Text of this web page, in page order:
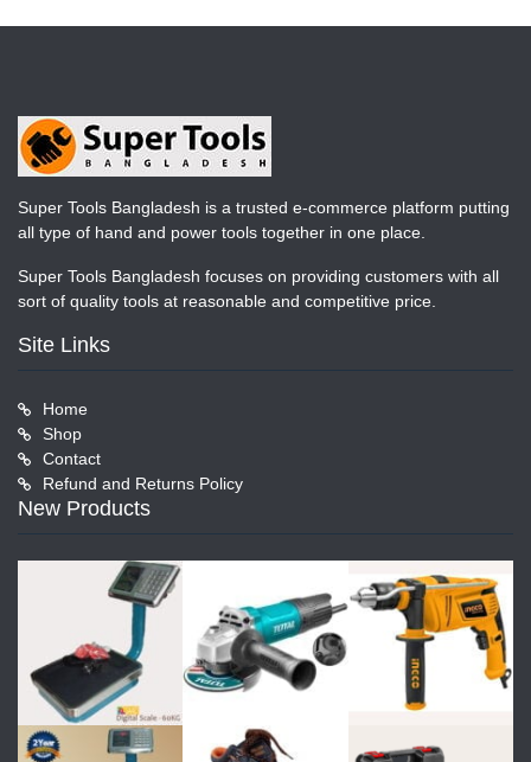
Super Tools Bangladesh is a trusted e-commerce platform putting
all type of hand and power tools together in one place.
Super Tools Bangladesh focuses on providing customers with all
sort of quality tools at reasonable and competitive price.
Site Links
Home
Shop
Contact
Refund and Returns Policy
New Products